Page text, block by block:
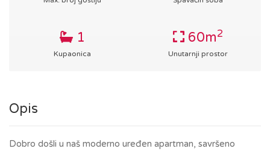
1
Kupaonica
60m2
Unutarnji prostor
Opis
Dobro došli u naš moderno uređen apartman, savršeno